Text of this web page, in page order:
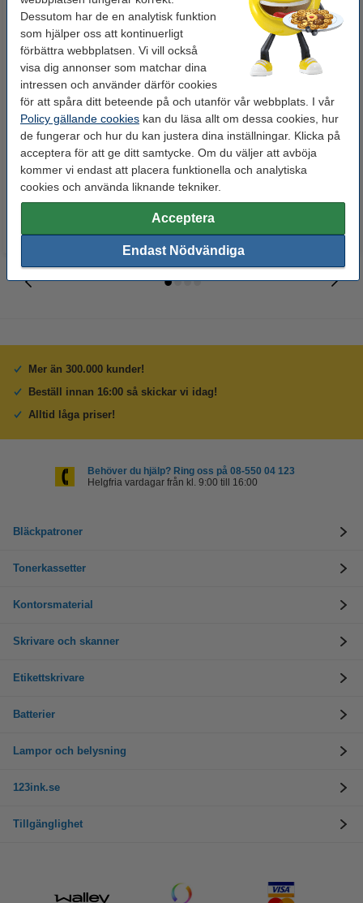
Dessutom har de en analytisk funktion
som hjälper oss att kontinuerligt
förbättra webbplatsen. Vi vill också
visa dig annonser som matchar dina
intressen och använder därför cookies
för att spåra ditt beteende på och utanför vår webbplats. I vår
Policy gällande cookies kan du läsa allt om dessa cookies, hur
de fungerar och hur du kan justera dina inställningar. Klicka på
acceptera för att ge ditt samtycke. Om du väljer att avböja
kommer vi endast att placera funktionella och analytiska
cookies och använda liknande tekniker.
Acceptera
Endast Nödvändiga
123ink EU Pärm A4 | 80mm |
plast | vit
54 kr Inkl. 25% Moms
Rengöringsservetter 50st |
Multy
125 kr Inkl. 25% Moms
Mer än 300.000 kunder!
Beställ innan 16:00 så skickar vi idag!
Alltid låga priser!
Behöver du hjälp? Ring oss på 08-550 04 123
Helgfria vardagar från kl. 9:00 till 16:00
Bläckpatroner
Tonerkassetter
Kontorsmaterial
Skrivare och skanner
Etikettskrivare
Batterier
Lampor och belysning
123ink.se
Tillgänglighet